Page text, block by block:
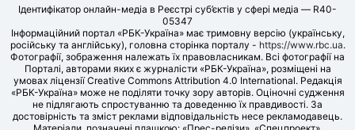
Ідентифікатор онлайн-медіа в Реєстрі суб’єктів у сфері медіа — R40-
05347
Інформаційний портал «РБК-Україна» має тримовну версію (українську,
російську та англійську), головна сторінка порталу - https://www.rbc.ua.
Фотографії, зображення належать їх правовласникам. Всі фотографії на
Порталі, авторами яких є журналісти «РБК-Україна», розміщені на
умовах ліцензії Creative Commons Attribution 4.0 International. Редакція
«РБК-Україна» може не поділяти точку зору авторів. Оціночні судження
не підлягають спростуванню та доведенню їх правдивості. За
достовірність та зміст реклами відповідальність несе рекламодавець.